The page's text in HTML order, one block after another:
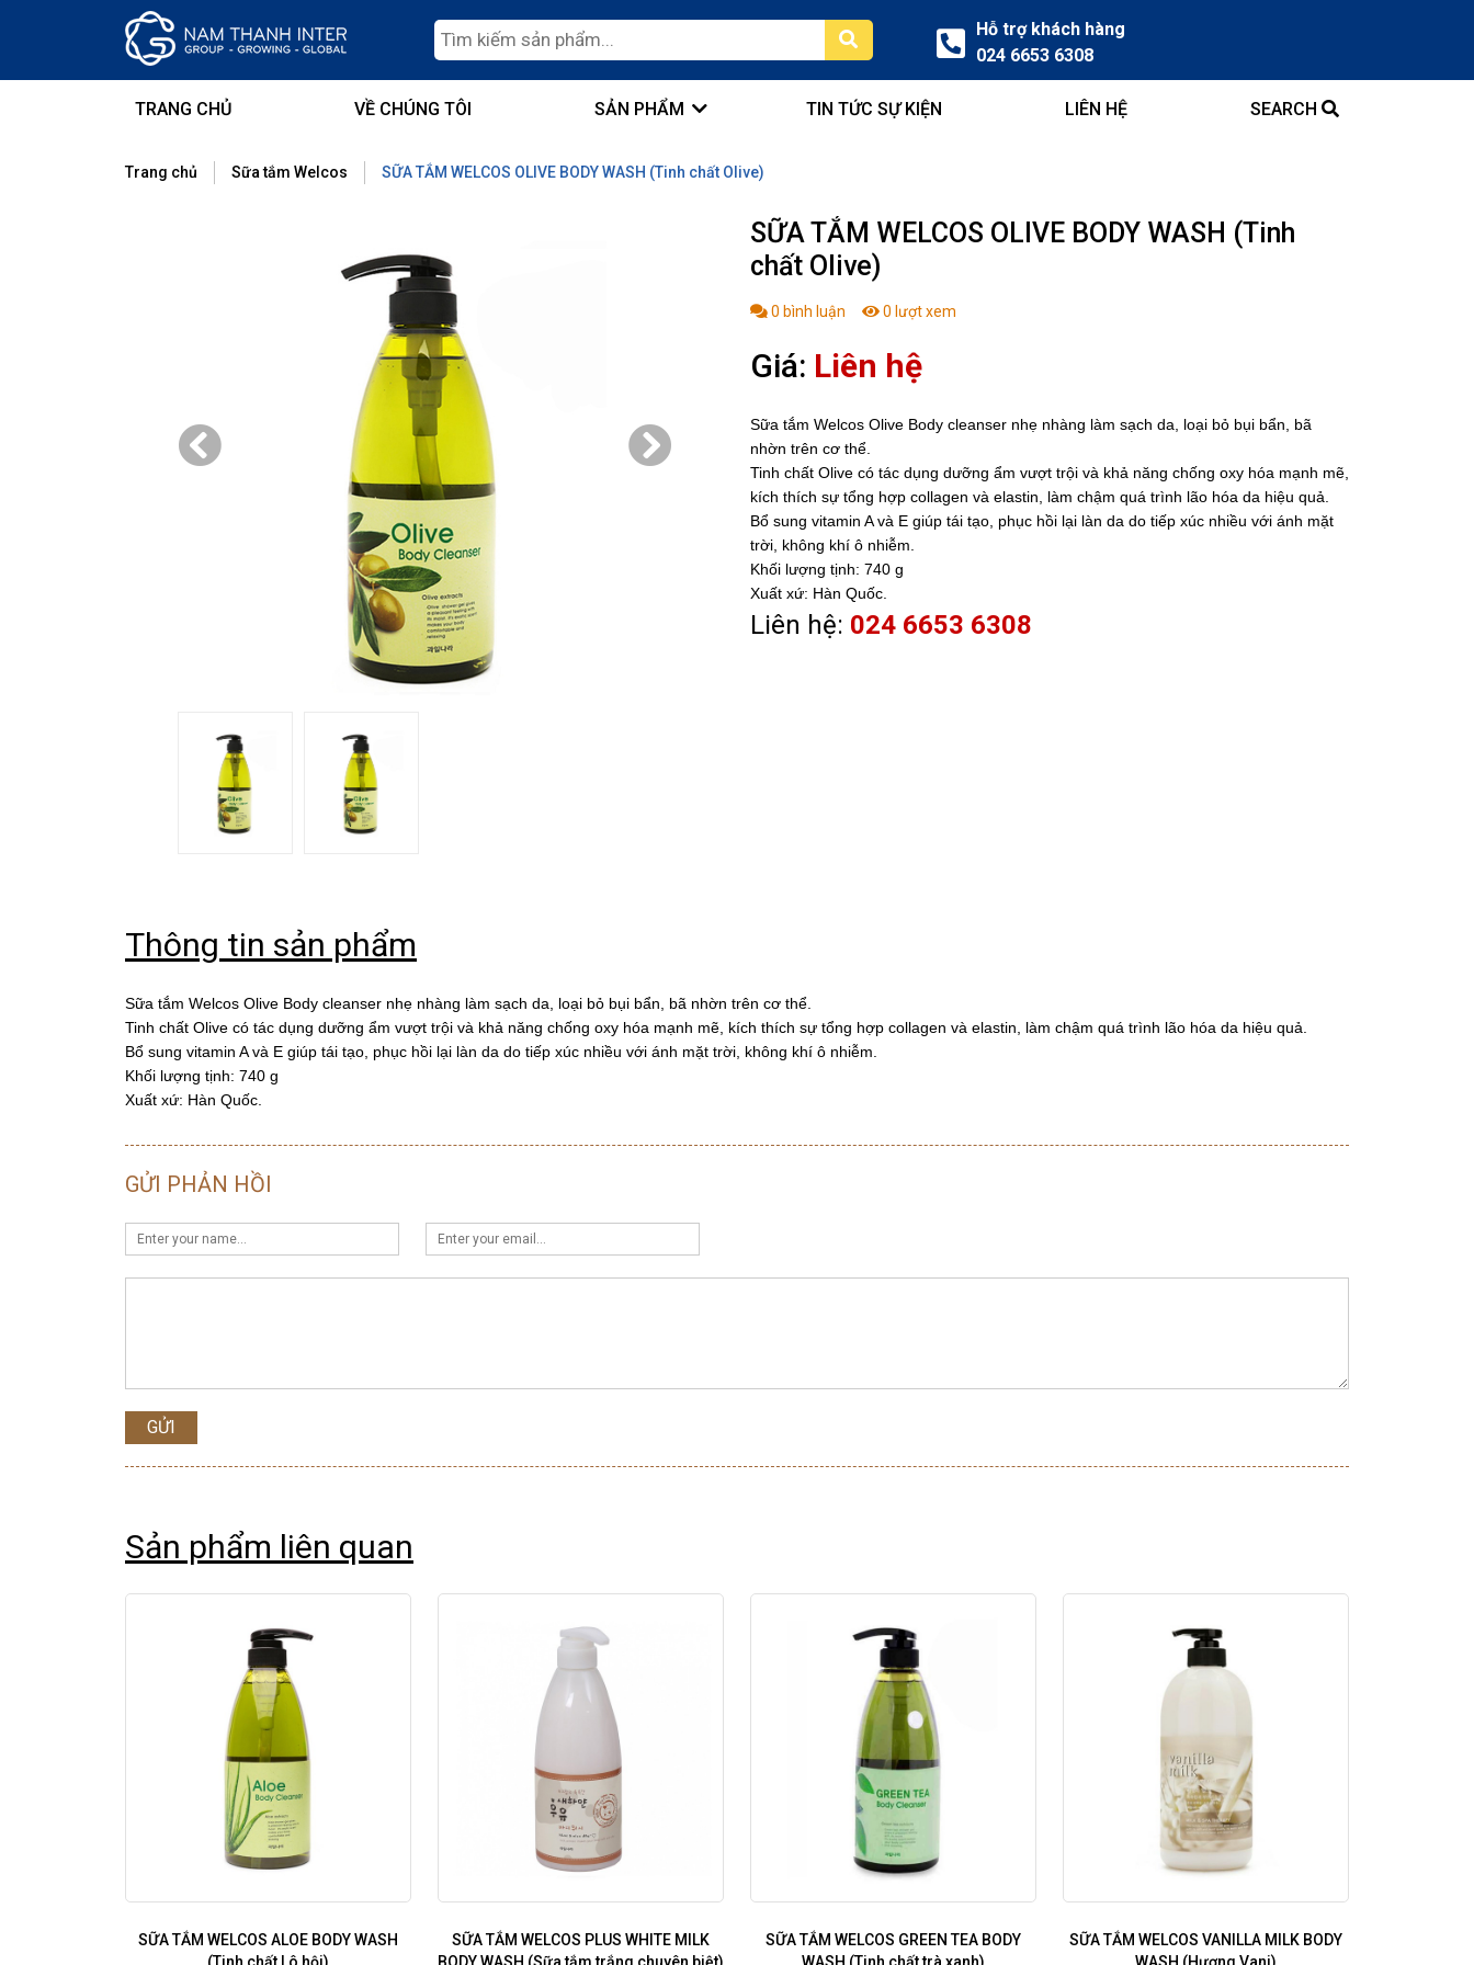
Hỗ trợ khách hàng
024 6653 6308
TRANG CHỦ VỀ CHÚNG TÔI SẢN PHẨM TIN TỨC SỰ KIỆN LIÊN HỆ SEARCH
Trang chủ Sữa tắm Welcos SỮA TẮM WELCOS OLIVE BODY WASH (Tinh chất Olive)
SỮA TẮM WELCOS OLIVE BODY WASH (Tinh
chất Olive)
0 bình luận 0 lượt xem
Giá: Liên hệ
Sữa tắm Welcos Olive Body cleanser nhẹ nhàng làm sạch da, loại bỏ bụi bẩn, bã
nhờn trên cơ thể.
Tinh chất Olive có tác dụng dưỡng ẩm vượt trội và khả năng chống oxy hóa mạnh mẽ,
kích thích sự tổng hợp collagen và elastin, làm chậm quá trình lão hóa da hiệu quả.
Bổ sung vitamin A và E giúp tái tạo, phục hồi lại làn da do tiếp xúc nhiều với ánh mặt
trời, không khí ô nhiễm.
Khối lượng tịnh: 740 g
Xuất xứ: Hàn Quốc.
Liên hệ: 024 6653 6308
Thông tin sản phẩm
Sữa tắm Welcos Olive Body cleanser nhẹ nhàng làm sạch da, loại bỏ bụi bẩn, bã nhờn trên cơ thể.
Tinh chất Olive có tác dụng dưỡng ẩm vượt trội và khả năng chống oxy hóa mạnh mẽ, kích thích sự tổng hợp collagen và elastin, làm chậm quá trình lão hóa da hiệu quả.
Bổ sung vitamin A và E giúp tái tạo, phục hồi lại làn da do tiếp xúc nhiều với ánh mặt trời, không khí ô nhiễm.
Khối lượng tịnh: 740 g
Xuất xứ: Hàn Quốc.
GỬI PHẢN HỒI
GỬI
Sản phẩm liên quan
SỮA TẮM WELCOS ALOE BODY WASH
SỮA TẮM WELCOS PLUS WHITE MILK
SỮA TẮM WELCOS GREEN TEA BODY
SỮA TẮM WELCOS VANILLA MILK BODY